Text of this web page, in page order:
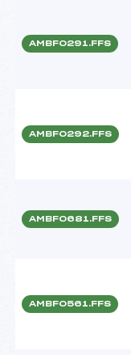
AMBF0291.FFS
AMBF0292.FFS
AMBF0681.FFS
AMBF0561.FFS